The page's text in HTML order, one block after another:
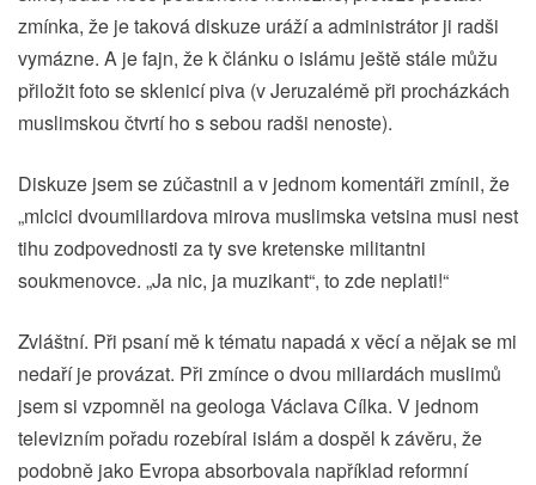
zmínka, že je taková diskuze uráží a administrátor ji radši
vymázne. A je fajn, že k článku o islámu ještě stále můžu
přiložit foto se sklenicí piva (v Jeruzalémě při procházkách
muslimskou čtvrtí ho s sebou radši nenoste).
Diskuze jsem se zúčastnil a v jednom komentáři zmínil, že
„mlcici dvoumiliardova mirova muslimska vetsina musi nest
tihu zodpovednosti za ty sve kretenske militantni
soukmenovce. „Ja nic, ja muzikant“, to zde neplati!“
Zvláštní. Při psaní mě k tématu napadá x věcí a nějak se mi
nedaří je provázat. Při zmínce o dvou miliardách muslimů
jsem si vzpomněl na geologa Václava Cílka. V jednom
televizním pořadu rozebíral islám a dospěl k závěru, že
podobně jako Evropa absorbovala například reformní